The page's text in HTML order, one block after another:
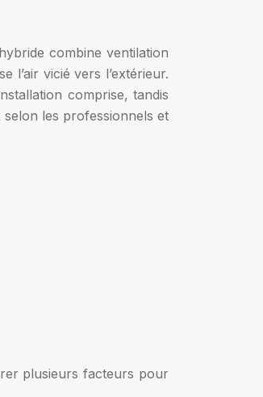
combine ventilation
l’air vicié vers l’extérieur.
comprise, tandis
les professionnels et
plusieurs facteurs pour